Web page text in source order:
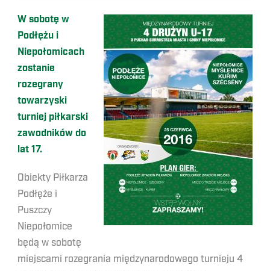
W sobotę w
Podłężu i
Niepołomicach
zostanie
rozegrany
towarzyski
turniej piłkarski
zawodników do
lat 17.
Obiekty Piłkarza
Podłęże i
Puszczy
Niepołomice
będą w sobotę
miejscami rozegrania międzynarodowego turnieju 4